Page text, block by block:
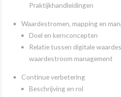
Praktijkhandleidingen
Waardestromen, mapping en
Doel en kernconcepten
Relatie tussen digitale
waardestroom management
Continue verbetering
Beschrijving en rol